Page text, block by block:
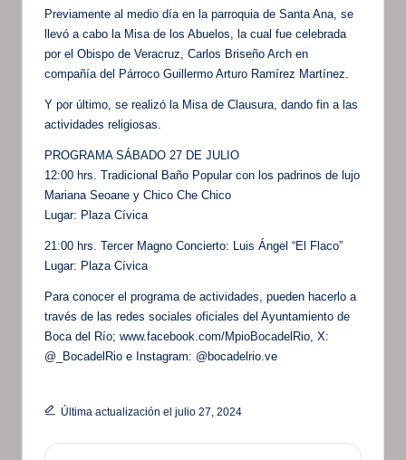
Previamente al medio día en la parroquia de Santa Ana, se
llevó a cabo la Misa de los Abuelos, la cual fue celebrada
por el Obispo de Veracruz, Carlos Briseño Arch en
compañía del Párroco Guillermo Arturo Ramírez Martínez.
Y por último, se realizó la Misa de Clausura, dando fin a las
actividades religiosas.
PROGRAMA SÁBADO 27 DE JULIO
12:00 hrs. Tradicional Baño Popular con los padrinos de lujo
Mariana Seoane y Chico Che Chico
Lugar: Plaza Cívica
21:00 hrs. Tercer Magno Concierto: Luis Ángel “El Flaco”
Lugar: Plaza Cívica
Para conocer el programa de actividades, pueden hacerlo a
través de las redes sociales oficiales del Ayuntamiento de
Boca del Río; www.facebook.com/MpioBocadelRio, X:
@_BocadelRio e Instagram: @bocadelrio.ve
Última actualización el julio 27, 2024